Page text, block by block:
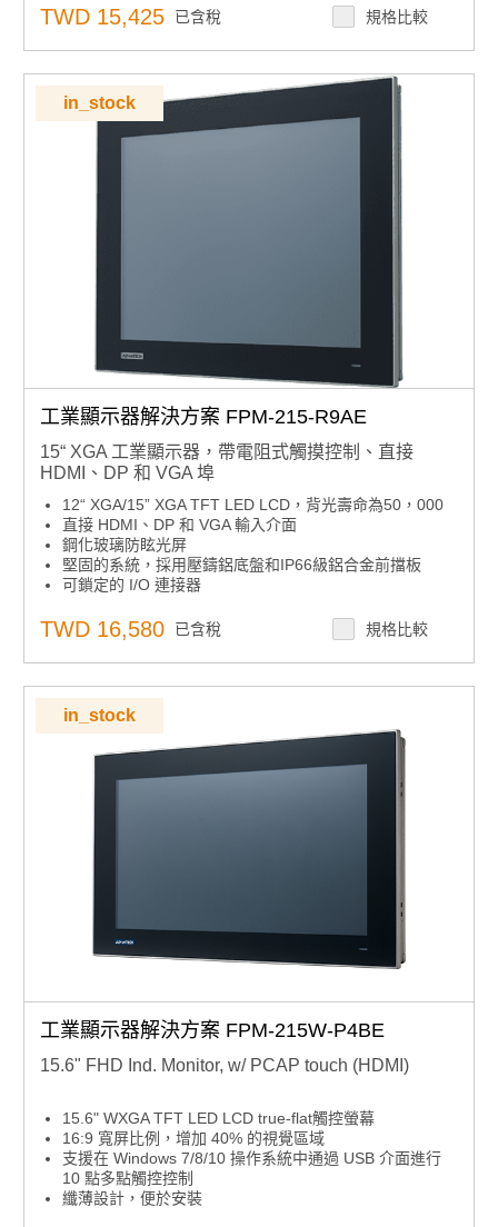
支援各種安裝選項：面板、桌面和 VESA 臂
支援 12V 直流和 24V 直流
TWD 15,425 已含稅 規格比較
in_stock
工業顯示器解決方案 FPM-215-R9AE
15“ XGA 工業顯示器，帶電阻式觸摸控制、直接
HDMI、DP 和 VGA 埠
12“ XGA/15” XGA TFT LED LCD，背光壽命為50，000
直接 HDMI、DP 和 VGA 輸入介面
鋼化玻璃防眩光屏
堅固的系統，採用壓鑄鋁底盤和IP66級鋁合金前擋板
可鎖定的 I/O 連接器
支援各種安裝選項：面板、桌面和 VESA 臂
支援 12V 直流和 24V 直流
TWD 16,580 已含稅 規格比較
in_stock
工業顯示器解決方案 FPM-215W-P4BE
15.6" FHD Ind. Monitor, w/ PCAP touch (HDMI)
15.6" WXGA TFT LED LCD true-flat觸控螢幕
16:9 寬屏比例，增加 40% 的視覺區域
支援在 Windows 7/8/10 操作系統中通過 USB 介面進行
10 點多點觸控控制
纖薄設計，便於安裝